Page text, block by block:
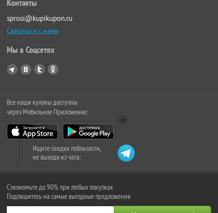
Контакты
sprosi@kupikupon.ru
Связаться с нами
Мы в Соцсетях
Все наши купоны доступны
через Мобильное Приложение:
Ищите скидки поблизости,
не выходя из чата:
Сэкономьте до 90% при любых покупках
Подпишитесь на самые выгодные предложения